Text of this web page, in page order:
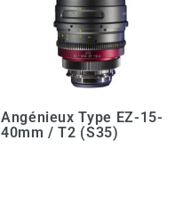
Angénieux Type EZ-15-
40mm / T2 (S35)